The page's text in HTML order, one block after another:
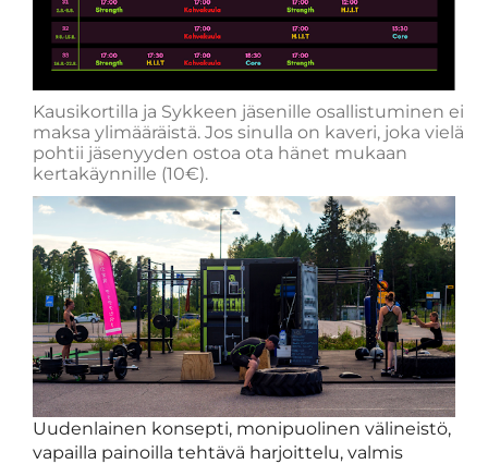
Kausikortilla ja Sykkeen jäsenille osallistuminen ei
maksa ylimääräistä. Jos sinulla on kaveri, joka vielä
pohtii jäsenyyden ostoa ota hänet mukaan
kertakäynnille (10€).
Uudenlainen konsepti, monipuolinen välineistö,
vapailla painoilla tehtävä harjoittelu, valmis